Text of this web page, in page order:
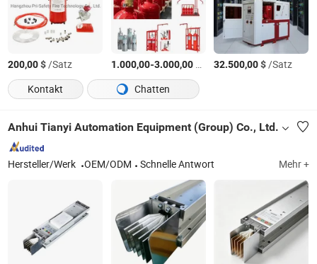
200,00$/Satz 1.000,00-3.000,00$ /Stück
32.500,00$/Satz
Kontakt
Chatten
Anhui Tianyi Automation Equipment (Group) Co., Ltd.
Hersteller/Werk OEM/ODM Schnelle Antwort Mehr +